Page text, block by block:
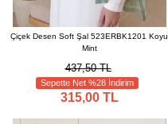
Çiçek Desen Soft Şal 523ERBK1201 Koyu
Mint
437,50 TL
Sepette Net %28 İndirim
315,00 TL